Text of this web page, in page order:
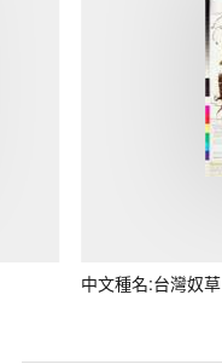
中文種名:台灣奴草